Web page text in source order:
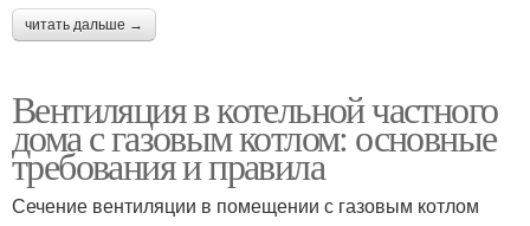
читать дальше →
Вентиляция в котельной частного
дома с газовым котлом: основные
требования и правила
Сечение вентиляции в помещении с газовым котлом